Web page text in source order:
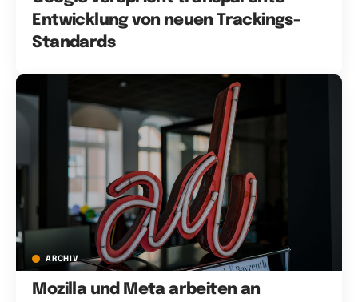
Entwicklung von neuen Trackings-
Standards
ARCHIV
Mozilla und Meta arbeiten an